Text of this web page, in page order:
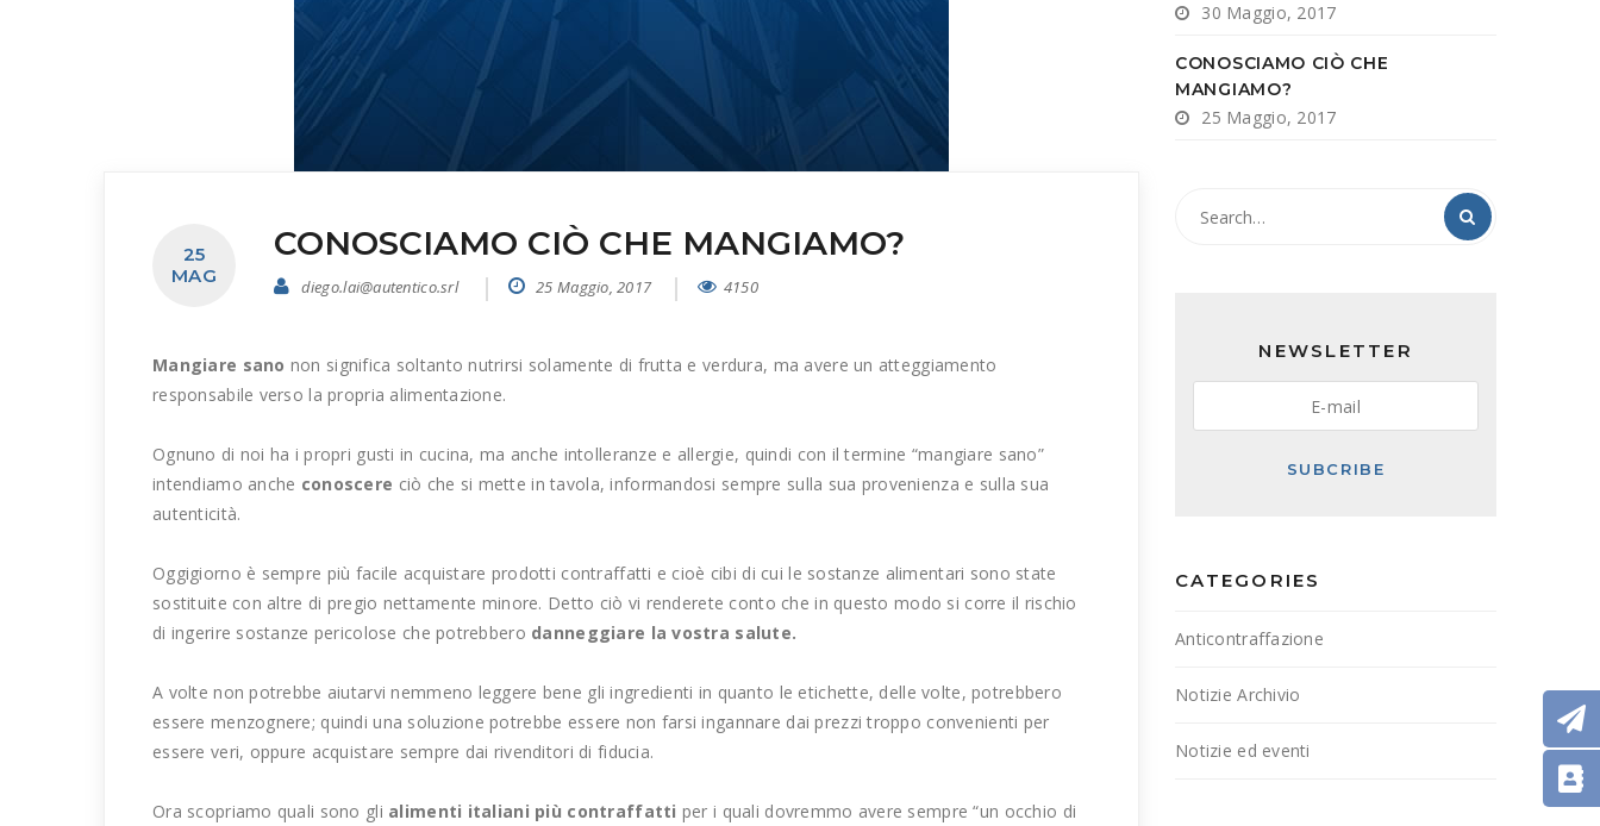
25
MAG
CONOSCIAMO CIÒ CHE MANGIAMO?
diego.lai@autentico.srl 25 Maggio, 2017 4150
Mangiare sano non significa soltanto nutrirsi solamente di frutta e verdura, ma avere un atteggiamento
responsabile verso la propria alimentazione.
Ognuno di noi ha i propri gusti in cucina, ma anche intolleranze e allergie, quindi con il termine “mangiare sano”
intendiamo anche conoscere ciò che si mette in tavola, informandosi sempre sulla sua provenienza e sulla sua
autenticità.
Oggigiorno è sempre più facile acquistare prodotti contraffatti e cioè cibi di cui le sostanze alimentari sono state
sostituite con altre di pregio nettamente minore. Detto ciò vi renderete conto che in questo modo si corre il rischio
di ingerire sostanze pericolose che potrebbero danneggiare la vostra salute.
A volte non potrebbe aiutarvi nemmeno leggere bene gli ingredienti in quanto le etichette, delle volte, potrebbero
essere menzognere; quindi una soluzione potrebbe essere non farsi ingannare dai prezzi troppo convenienti per
essere veri, oppure acquistare sempre dai rivenditori di fiducia.
Ora scopriamo quali sono gli alimenti italiani più contraffatti per i quali dovremmo avere sempre “un occhio di
30 Maggio, 2017
CONOSCIAMO CIÒ CHE
MANGIAMO?
25 Maggio, 2017
NEWSLETTER
SUBCRIBE
CATEGORIES
Anticontraffazione
Notizie Archivio
Notizie ed eventi